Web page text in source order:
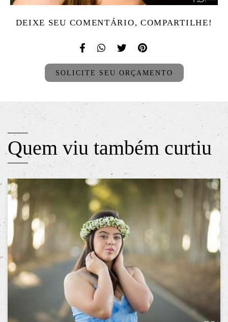
DEIXE SEU COMENTÁRIO, COMPARTILHE!
SOLICITE SEU ORÇAMENTO
Quem viu também curtiu